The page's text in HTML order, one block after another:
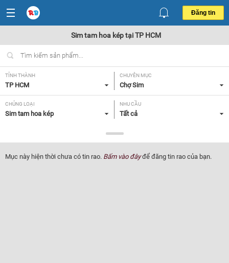
Đăng tin
Sim tam hoa kép tại TP HCM
TỈNH THÀNH
TP HCM
CHUYÊN MỤC
Chợ Sim
CHỦNG LOẠI
Sim tam hoa kép
NHU CẦU
Tất cả
Tất cả
Mục này hiện thời chưa có tin rao. Bấm vào đâyđể đăng tin rao của bạn.